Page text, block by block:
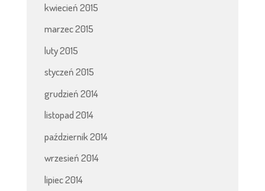
kwiecień 2015
marzec 2015
luty 2015
styczeń 2015
grudzień 2014
listopad 2014
październik 2014
wrzesień 2014
lipiec 2014